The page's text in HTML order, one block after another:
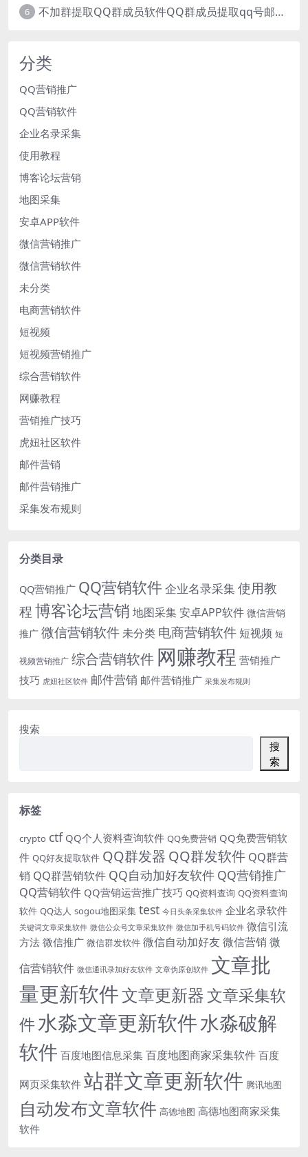
6 不加群提取QQ群成员软件QQ群成员提取qq号邮箱软件
分类
QQ营销推广
QQ营销软件
企业名录采集
使用教程
博客论坛营销
地图采集
安卓APP软件
微信营销推广
微信营销软件
未分类
电商营销软件
短视频
短视频营销推广
综合营销软件
网赚教程
营销推广技巧
虎妞社区软件
邮件营销
邮件营销推广
采集发布规则
分类目录
QQ营销推广 QQ营销软件企业名录采集使用教
程博客论坛营销 地图采集安卓APP软件 微信营销
推广 微信营销软件未分类 电商营销软件短视频 短
视频营销推广 综合营销软件 网赚教程 营销推广
技巧 虎妞社区软件 邮件营销 邮件营销推广 采集发布规则
搜索
搜
索
标签
crypto ctf QQ个人资料查询软件 QQ免费营销 QQ免费营销软
件 QQ好友提取软件 QQ群发器 QQ群发软件 QQ群营
销 QQ群营销软件 QQ自动加好友软件 QQ营销推广
QQ营销软件 QQ营销运营推广技巧 QQ资料查询 QQ资料查询
软件 QQ达人 sogou地图采集 test 今日头条采集软件 企业名录软件
关键词文章采集软件 微信公众号文章采集软件 微信加手机号码软件 微信引流
方法 微信推广 微信群发软件 微信自动加好友 微信营销 微
信营销软件 微信通讯录加好友软件 文章伪原创软件 文章批
量更新软件文章更新器文章采集软
件水淼文章更新软件水淼破解
软件 百度地图信息采集 百度地图商家采集软件 百度
网页采集软件 站群文章更新软件 腾讯地图
自动发布文章软件 高德地图 高德地图商家采集
软件